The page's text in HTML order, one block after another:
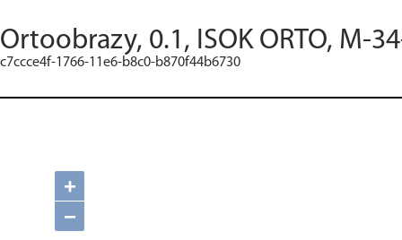
Ortoobrazy, 0.1, ISOK ORTO, M-
c7ccce4f-1766-11e6-b8c0-b870f44b6730
+
−